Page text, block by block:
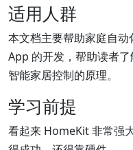
适用人群
本文档主要帮助家庭自
App 的开发，帮助读者
智能家居控制的原理。
学习前提
看起来 HomeKit 非常强